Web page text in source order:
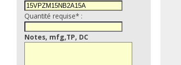
Quantité requise* :
Notes, mfg,TP, DC